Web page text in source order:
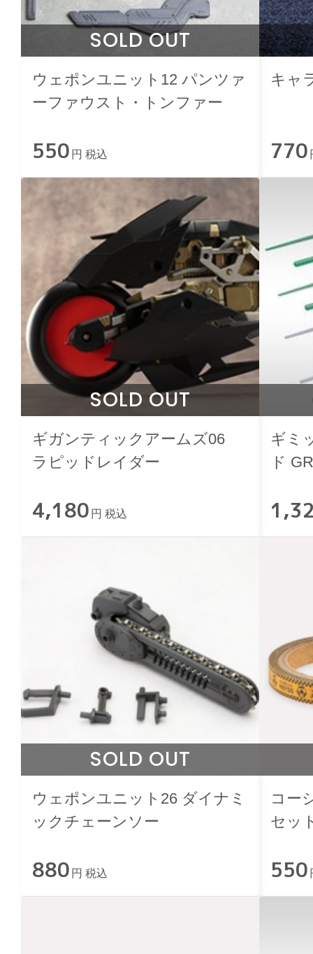
SOLD OUT
ウェポンユニット12 パンツァ
ーファウスト・トンファー
550 円 税込
キャ
770
SOLD OUT
ギガンティックアームズ06
ラピッドレイダー
4,180 円 税込
ギミ
ド
SOLD OUT
ウェポンユニット26 ダイナミ
ックチェーンソー
880 円 税込
コー
セッ
550